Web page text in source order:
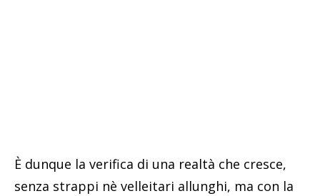
È dunque la verifica di una realtà che cresce,
senza strappi nè velleitari allunghi, ma con la